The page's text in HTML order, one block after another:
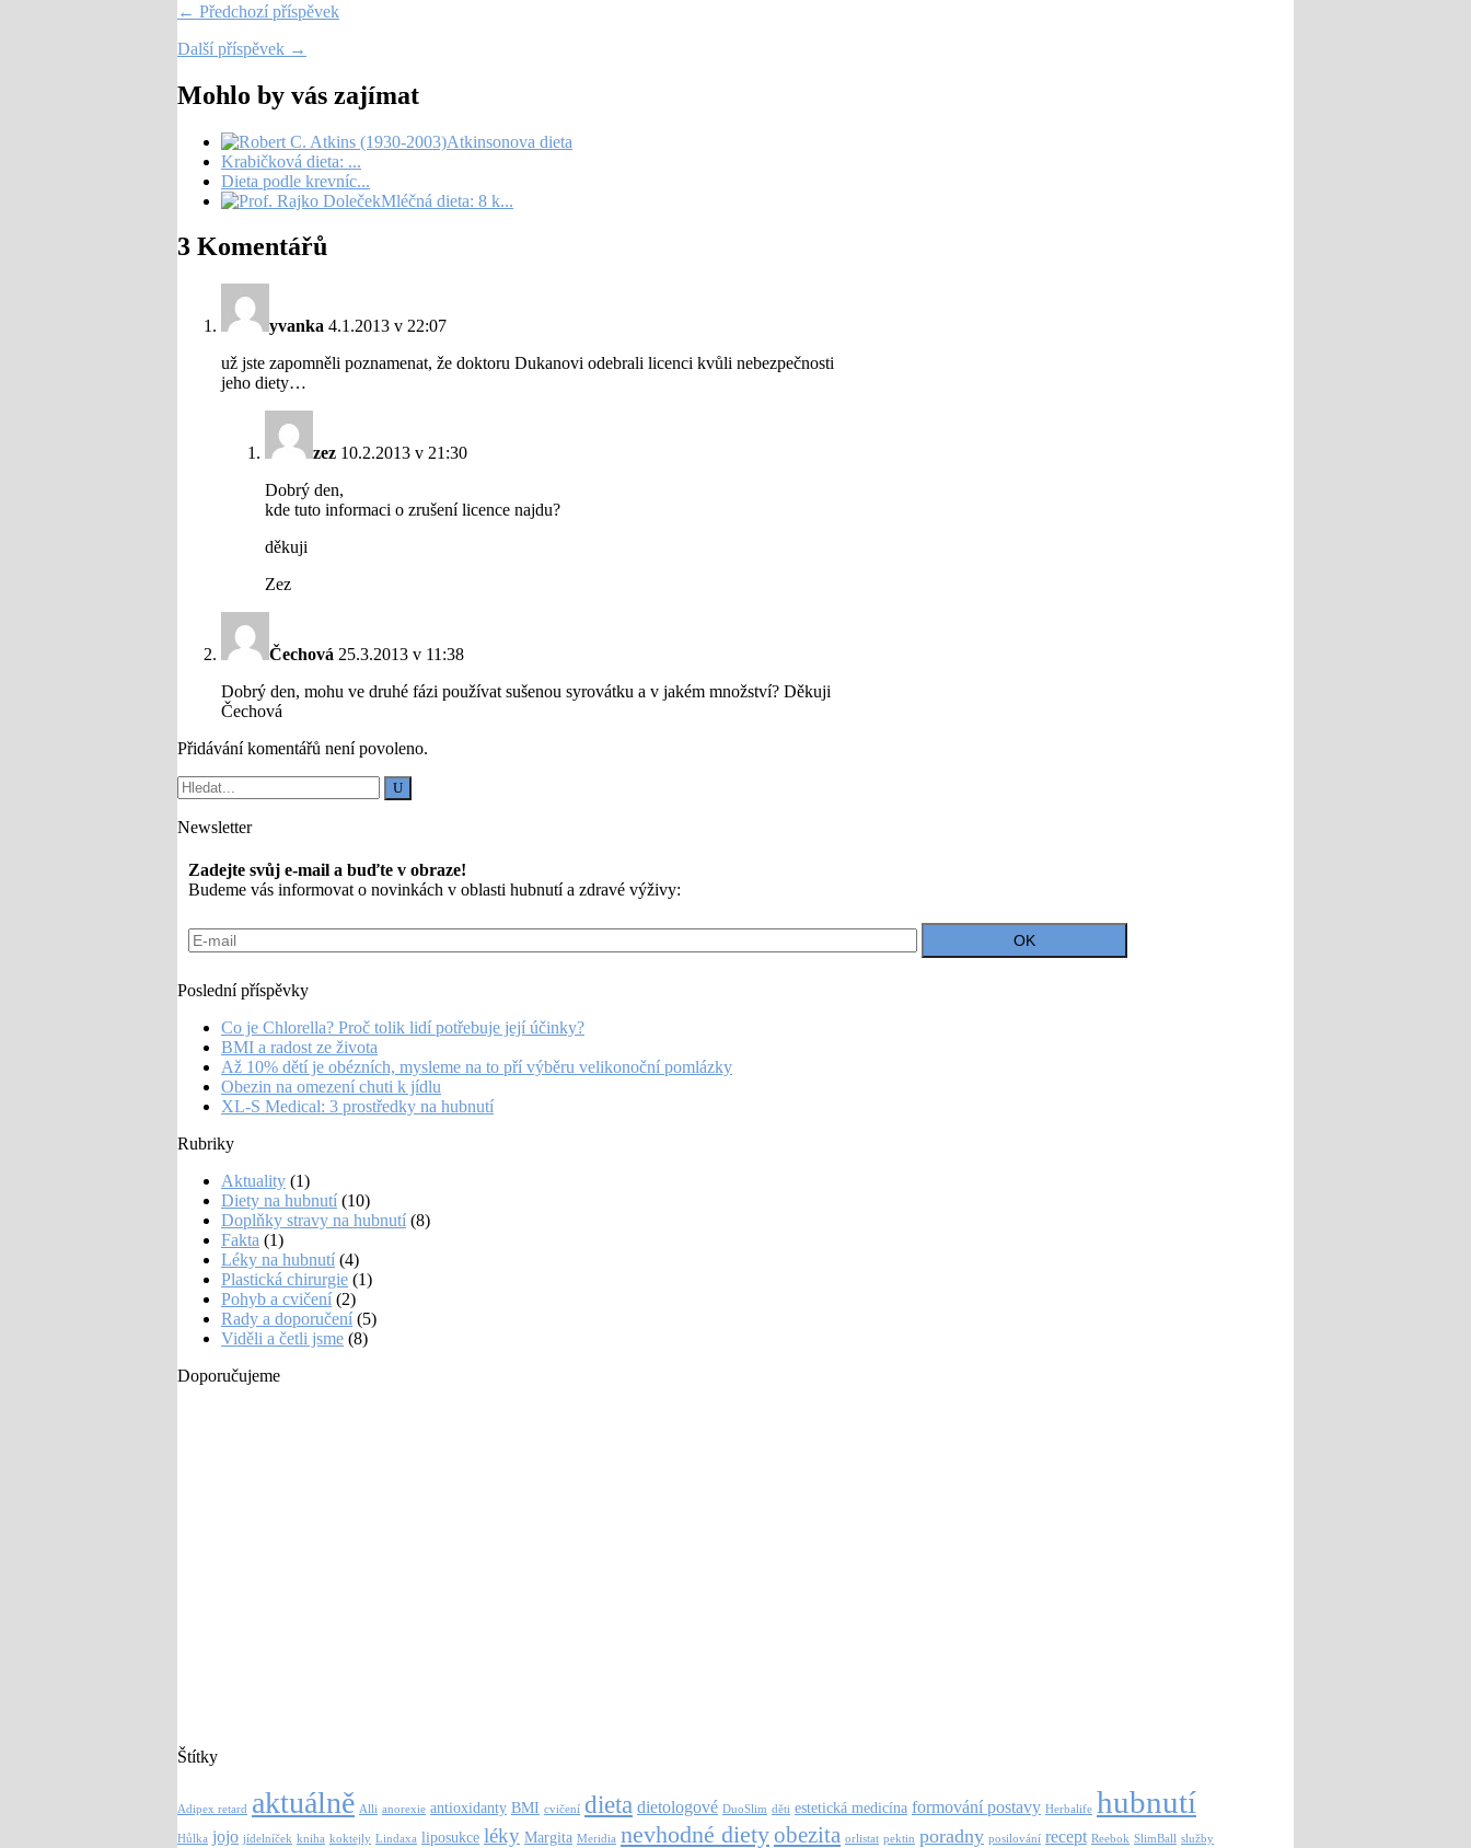
← Předchozí příspěvek
Další příspěvek →
Mohlo by vás zajímat
Atkinsonova dieta
Krabičková dieta: ...
Dieta podle krevníc...
Mléčná dieta: 8 k...
3 Komentářů
yvanka 4.1.2013 v 22:07
už jste zapomněli poznamenat, že doktoru Dukanovi odebrali licenci kvůli nebezpečnosti
jeho diety…
zez 10.2.2013 v 21:30
Dobrý den,
kde tuto informaci o zrušení licence najdu?
děkuji
Zez
Čechová 25.3.2013 v 11:38
Dobrý den, mohu ve druhé fázi používat sušenou syrovátku a v jakém množství? Děkuji
Čechová
Přidávání komentářů není povoleno.
Newsletter
Zadejte svůj e-mail a buďte v obraze!
Budeme vás informovat o novinkách v oblasti hubnutí a zdravé výživy:
Poslední příspěvky
Co je Chlorella? Proč tolik lidí potřebuje její účinky?
BMI a radost ze života
Až 10% dětí je obézních, mysleme na to pří výběru velikonoční pomlázky
Obezin na omezení chuti k jídlu
XL-S Medical: 3 prostředky na hubnutí
Rubriky
Aktuality (1)
Diety na hubnutí (10)
Doplňky stravy na hubnutí (8)
Fakta (1)
Léky na hubnutí (4)
Plastická chirurgie (1)
Pohyb a cvičení (2)
Rady a doporučení (5)
Viděli a četli jsme (8)
Doporučujeme
Štítky
Adipex retard aktuálně Alli anorexie antioxidanty BMI cvičení dieta dietologové DuoSlim děti estetická medicína formování postavy Herbalife hubnutí
Hůlka jojo jídelníček kniha koktejly Lindaxa liposukce léky Margita Meridia nevhodné dietyobezita orlistat pektin poradny posilování recept Reebok SlimBall služby